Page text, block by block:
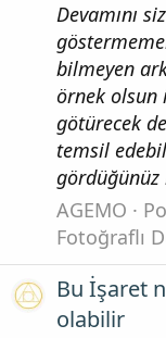
Devamını
bilmeyen
örnek olsun
götürecek
temsil
gördüğünüz
AGEMO
Fotoğraflı
Bu İşaret
olabilir